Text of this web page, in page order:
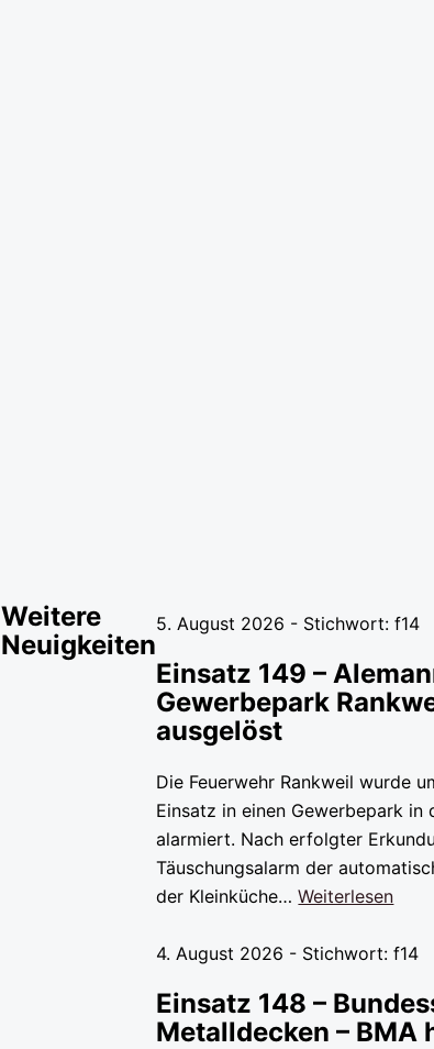
Weitere
Neuigkeiten
5. August 2026 - Stichwort: f14
Einsatz 149 –
Gewerbepark
ausgelöst
Die Feuerwehr Rankweil wurde
Einsatz in einen Gewerbepark in
alarmiert. Nach erfolgter
Täuschungsalarm der
der Kleinküche…Weiterlesen
4. August 2026 - Stichwort: f14
Einsatz 148 –
Metalldecken – BMA